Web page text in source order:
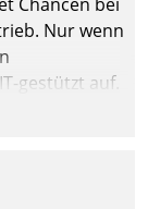
hinterfragen
Nur wenn
gestützt auf.